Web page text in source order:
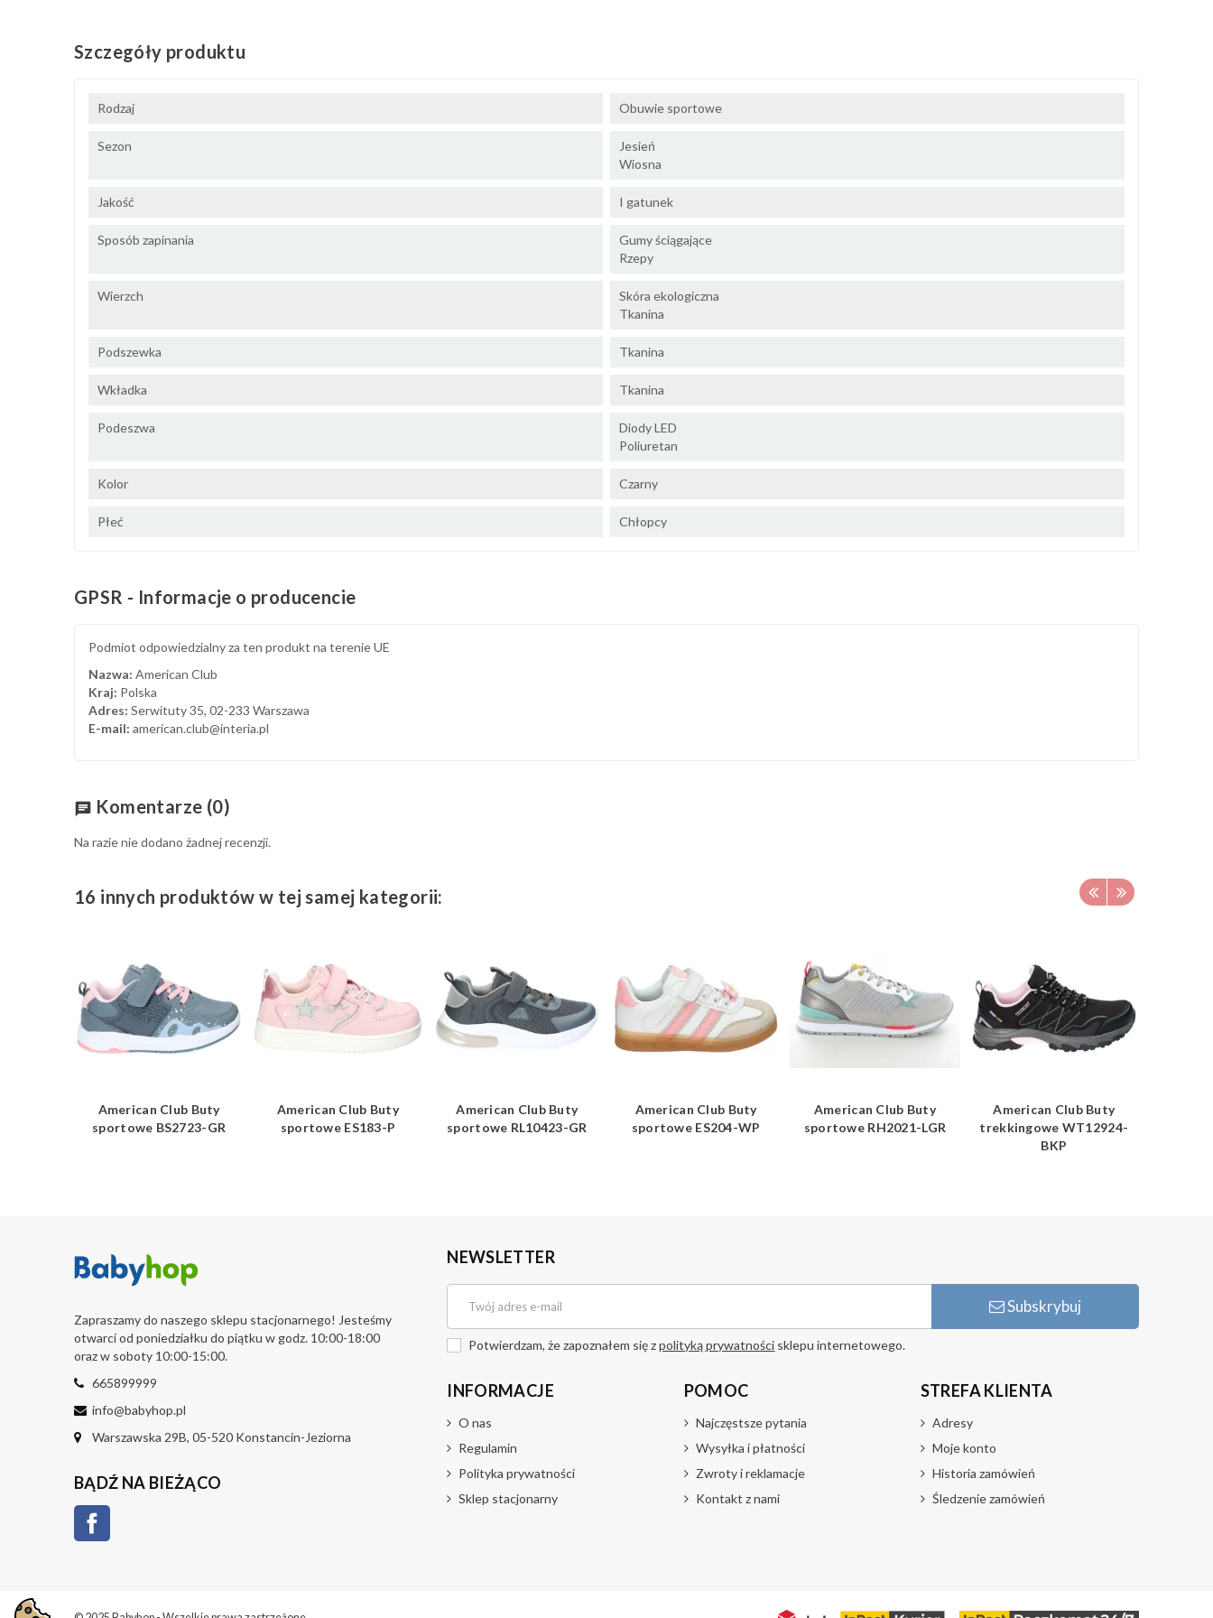
Szczegóły produktu
Rodzaj Obuwie sportowe
Sezon
Jesień
Wiosna
Jakość I gatunek
Sposób zapinania
Gumy ściągające
Rzepy
Wierzch
Skóra ekologiczna
Tkanina
Podszewka Tkanina
Wkładka Tkanina
Podeszwa
Diody LED
Poliuretan
Kolor Czarny
Płeć Chłopcy
GPSR - Informacje o producencie
Podmiot odpowiedzialny za ten produkt na terenie UE
Nazwa: American Club
Kraj: Polska
Adres: Serwituty 35, 02-233 Warszawa
E-mail: american.club@interia.pl
chat Komentarze (0)
Na razie nie dodano żadnej recenzji.
16 innych produktów w tej samej kategorii:
American Club Buty
sportowe BS2723-GR
American Club Buty
sportowe ES183-P
American Club Buty
sportowe RL10423-GR
American Club Buty
sportowe ES204-WP
American Club Buty
sportowe RH2021-LGR
American Club Buty
trekkingowe WT12924-
BKP
Zapraszamy do naszego sklepu stacjonarnego! Jesteśmy
otwarci od poniedziałku do piątku w godz. 10:00-18:00
oraz w soboty 10:00-15:00.
665899999
info@babyhop.pl
Warszawska 29B, 05-520 Konstancin-Jeziorna
BĄDŹ NA BIEŻĄCO
NEWSLETTER
Subskrybuj
Potwierdzam, że zapoznałem się zpolityką prywatności sklepu internetowego.
INFORMACJE
O nas
Regulamin
Polityka prywatności
Sklep stacjonarny
POMOC
Najczęstsze pytania
Wysyłka i płatności
Zwroty i reklamacje
Kontakt z nami
STREFA KLIENTA
Adresy
Moje konto
Historia zamówień
Śledzenie zamówień